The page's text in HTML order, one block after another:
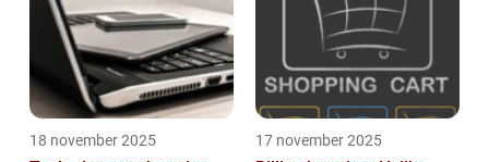
18 november 2025 17 november 2025